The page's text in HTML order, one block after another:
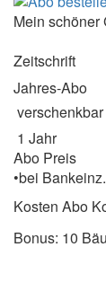
Mein schöner
Zeitschrift
Jahres-Abo
verschenkbar
1 Jahr
Abo Preis
•bei Bankeinz.
Kosten Abo
Bonus: 10